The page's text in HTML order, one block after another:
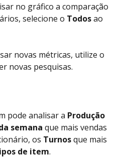
no gráfico a comparação
selecione o Todos ao
novas métricas, utilize o
novas pesquisas.
pode analisar a Produção
semana que mais vendas
os Turnos que mais
de item.